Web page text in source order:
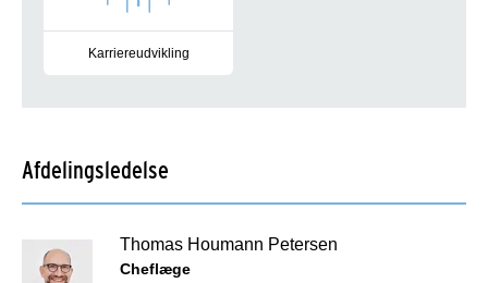
Karriereudvikling
Afdelingsledelse
Thomas Houmann Petersen
Cheflæge